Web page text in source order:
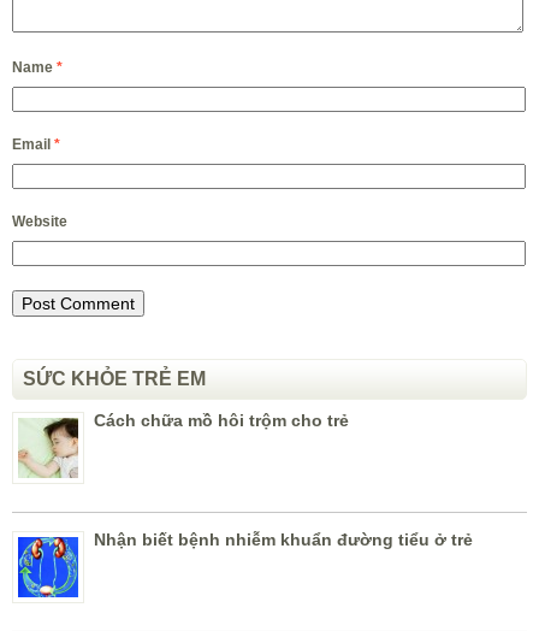
Name *
Email *
Website
SỨC KHỎE TRẺ EM
Cách chữa mồ hôi trộm cho trẻ
Nhận biết bệnh nhiễm khuẩn đường tiểu ở trẻ